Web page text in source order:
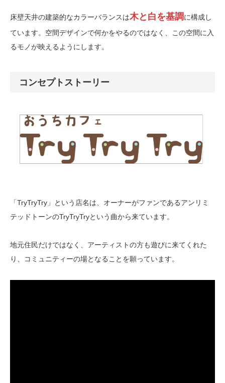
床壁天井の建築的なカラーバランスは木と白を基調に構成し
ています。空間デザインで何かをやるのではなく、この空間に入
るモノが映えるようにします。
コンセプトストーリー
「TryTryTry」という店名は、オーナーがファンであるアンリミ
テッドトーンのTryTryTryという曲から来ています。
地元住民だけではなく、アーティストの方も遊びに来てくれた
り、コミュニティーの場となることを願っています。